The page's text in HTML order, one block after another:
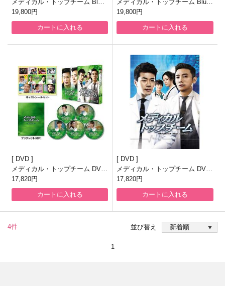
メディカル・トップチーム Blu-r
ay SET2
19,800円
カートに入れる
メディカル・トップチーム Blu-r
ay SET1
19,800円
カートに入れる
DVD
メディカル・トップチーム DVD
SET2
17,820円
カートに入れる
DVD
メディカル・トップチーム DVD
SET1
17,820円
カートに入れる
4件
1
並び替え